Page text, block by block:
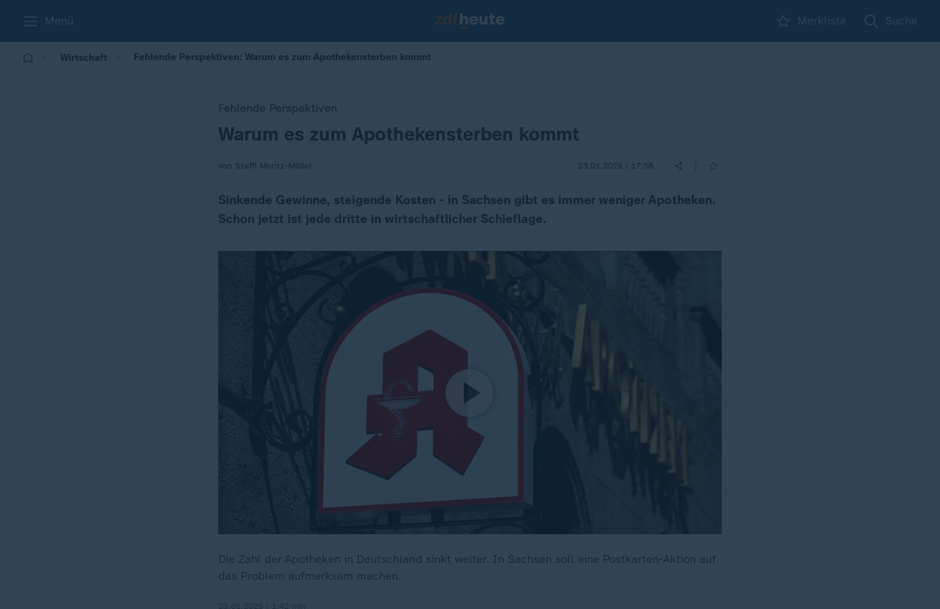
Menü Merkliste Suche
Wirtschaft Fehlende Perspektiven: Warum es zum Apothekensterben kommt
Fehlende Perspektiven
:
Warum es zum Apothekensterben kommt
von Steffi Moritz-Möller 23.01.2025 | 17:58
Sinkende Gewinne, steigende Kosten - in Sachsen gibt es immer weniger Apotheken.
Schon jetzt ist jede dritte in wirtschaftlicher Schieflage.
Die Zahl der Apotheken in Deutschland sinkt weiter. In Sachsen soll eine Postkarten-Aktion auf
das Problem aufmerksam machen.